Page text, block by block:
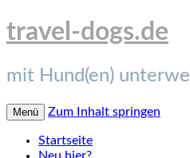
travel-dogs.de
mit Hund(en)
Menü Zum Inhalt springen
Startseite
Neu hier?